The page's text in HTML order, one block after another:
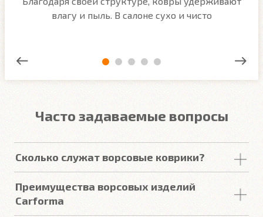
влагу и пыль. В салоне сухо и чисто
Часто задаваемые вопросы
Сколько служат ворсовые коврики?
составляет от 2 до 5лет. У некоторых наших
клиентовони прослужили более 10
Преимущества ворсовых изделий
Carforma